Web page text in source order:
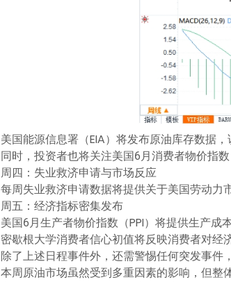
美国能源信息署（EIA）将发布原油库存数据
同时，投资者也将关注美国6月消费者物价指
周四：失业救济申请与市场反应
每周失业救济申请数据将提供关于美国劳动力
周五：经济指标密集发布
美国6月生产者物价指数（PPI）将提供生产成
密歇根大学消费者信心初值将反映消费者对经
除了上述日程事件外，还需警惕任何突发事件
本周原油市场虽然受到多重因素的影响，但整